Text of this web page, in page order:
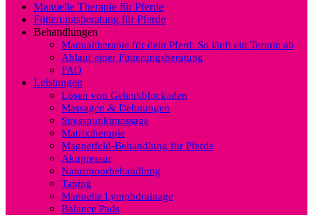
Manuelle Therapie für Pferde
Fütterungsberatung für Pferde
Behandlungen
Manualtherapie für dein Pferd: So läuft ein Termin ab
Ablauf einer Fütterungsberatung
FAQ
Leistungen
Lösen von Gelenkblockaden
Massagen & Dehnungen
Stresspunktmassage
Matrixtherapie
Magnetfeld-Behandlung für Pferde
Akupressur
Naturmoorbehandlung
Taping
Manuelle Lymphdrainage
Balance Pads